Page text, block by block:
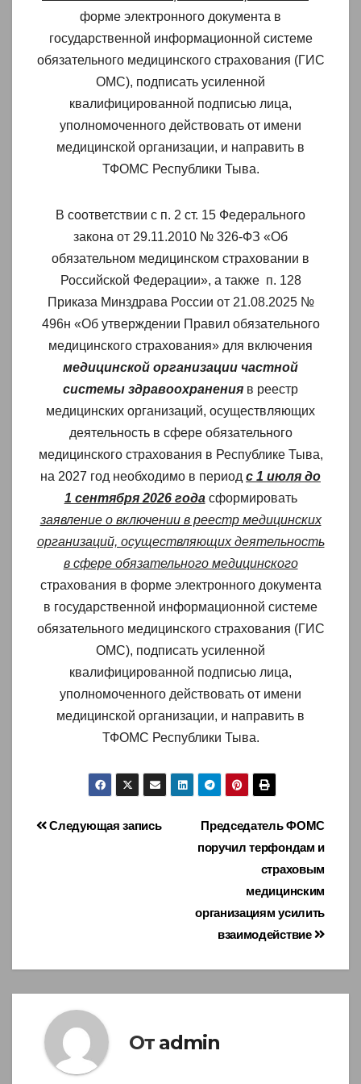
форме электронного документа в
государственной информационной системе
обязательного медицинского страхования (ГИС
ОМС), подписать усиленной
квалифицированной подписью лица,
уполномоченного действовать от имени
медицинской организации, и направить в
ТФОМС Республики Тыва.
В соответствии с п. 2 ст. 15 Федерального
закона от 29.11.2010 № 326-ФЗ «Об
обязательном медицинском страховании в
Российской Федерации», а также п. 128
Приказа Минздрава России от 21.08.2025 №
496н «Об утверждении Правил обязательного
медицинского страхования» для включения
медицинской организации частной
системы здравоохранения в реестр
медицинских организаций, осуществляющих
деятельность в сфере обязательного
медицинского страхования в Республике Тыва,
на 2027 год необходимо в период с 1 июля до
1 сентября 2026 годасформировать
заявление о включении в реестр медицинских
организаций, осуществляющих деятельность
в сфере обязательного медицинского
страхования в форме электронного документа
в государственной информационной системе
обязательного медицинского страхования (ГИС
ОМС), подписать усиленной
квалифицированной подписью лица,
уполномоченного действовать от имени
медицинской организации, и направить в
ТФОМС Республики Тыва.
Навигация
Председатель ФОМС
поручил терфондам и
страховым
медицинским
организациям усилить
взаимодействие
Следующая запись
От admin